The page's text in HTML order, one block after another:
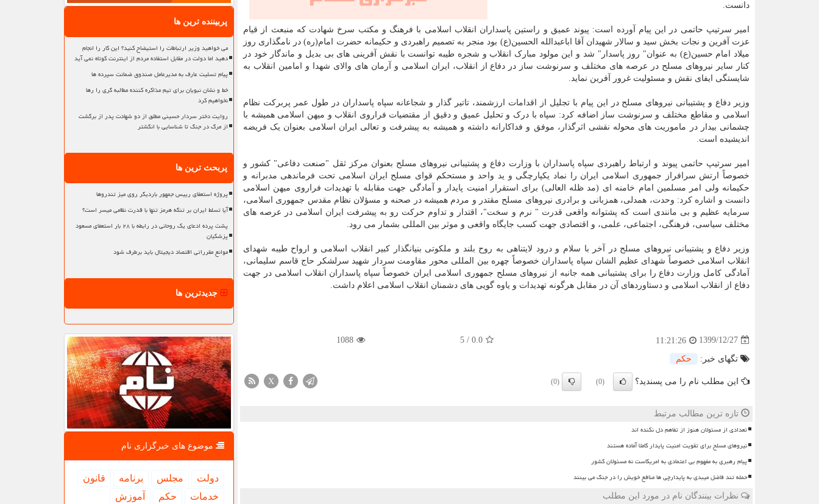
دانست.
امیر سرتیپ حاتمی در این پیام آورده است: پیوند عمیق و راستین پاسداران انقلاب اسلامی با فرهنگ و مکتب سرخ شهادت که منبعث از قیام
عزت آفرین و نجات بخش سید و سالار شهیدان آقا اباعبدالله الحسین(ع) بود منجر به تصمیم راهبردی و حکیمانه حضرت امام(ره) در نامگذاری روز
میلاد امام حسین(ع) به عنوان" روز پاسدار" شد و این مولود مبارک انقلاب و شجره طیبه توانست با نقش آفرینی های بی بدیل و ماندگار خود در
کنار سایر نیروهای مسلح در عرصه های مختلف و سرنوشت ساز در دفاع از انقلاب، ایران اسلامی و آرمان های والای شهدا و امامین انقلاب به
شایستگی ایفای نقش و مسئولیت غرور آفرین نماید.
وزیر دفاع و پشتیبانی نیروهای مسلح در این پیام با تجلیل از اقدامات ارزشمند، تاتیر گذار و شجاعانه سپاه پاسداران در طول عمر پربرکت نظام
اسلامی و مقاطع مختلف و سرنوشت ساز اضافه کرد: سپاه با درک و تحلیل عمیق و دقیق از مقتضیات فراروی انقلاب و میهن اسلامی همیشه با
چشمانی بیدار در ماموریت های محوله نقشی اثرگذار، موفق و فداکارانه داشته و همیشه به پیشرفت و تعالی ایران اسلامی بعنوان یک فریضه
اندیشیده است.
امیر سرتیپ حاتمی پیوند و ارتباط راهبردی سپاه پاسداران با وزارت دفاع و پشتیبانی نیروهای مسلح بعنوان مرکز ثقل "صنعت دفاعی" کشور و
خصوصاً ارتش سرافراز جمهوری اسلامی ایران را نماد یکپارچگی و ید واحد و مستحکم قوای مسلح ایران اسلامی تحت فرماندهی مدبرانه و
حکیمانه ولی امر مسلمین امام خامنه ای (مد ظله العالی) برای استقرار امنیت پایدار و آمادگی جهت مقابله با تهدیدات فراروی میهن اسلامی
دانست و اشاره کرد: وحدت، همدلی، همزبانی و برادری نیروهای مسلح مقتدر و مردم همیشه در صحنه و مسؤلان نظام مقدس جمهوری اسلامی،
سرمایه عظیم و بی مانندی است که پشتوانه واقعی قدرت " نرم و سخت"، اقتدار و تداوم حرکت رو به پیشرفت ایران اسلامی در عرصه های
مختلف سیاسی، فرهنگی، اجتماعی، علمی، و اقتصادی جهت کسب جایگاه واقعی و موثر بین المللی بشمار می رود.
وزیر دفاع و پشتیبانی نیروهای مسلح در آخر با سلام و درود لایتناهی به روح بلند و ملکوتی بنیانگذار کبیر انقلاب اسلامی و ارواح طیبه شهدای
انقلاب اسلامی خصوصاً شهدای عظیم الشان سپاه پاسداران خصوصاً چهره بین المللی محور مقاومت سردار شهید سرلشکر حاج قاسم سلیمانی،
آمادگی کامل وزارت دفاع را برای پشتیبانی همه جانبه از نیروهای مسلح جمهوری اسلامی ایران خصوصاً سپاه پاسداران انقلاب اسلامی در جهت
دفاع از انقلاب اسلامی و دستاوردهای آن در مقابل هرگونه تهدیدات و یاوه گویی های دشمنان انقلاب اسلامی اعلام داشت.
1399/12/27
11:21:26
0.0
/
5
1088
تگهای خبر: حكم
این مطلب نام را می پسندید؟ (0)
(0)
X
تازه ترین مطالب مرتبط
تعدادی از مسئولان هنوز از تفاهم دل نکنده اند
نیروهای مسلح برای تقویت امنیت پایدار کاملا آماده هستند
پیام رهبری به مفهوم بی اعتمادی به امریکاست نه مسئولان کشور
حمله تند فاضل میبدی به پایدارچی ها منافع خویش را در جنگ می بینند
نظرات بینندگان نام در مورد این مطلب
پربیننده ترین ها
می خواهید وزیر ارتباطات را استیضاح کنید؟ این کار را انجام
دهید اما دولت در مقابل استفاده مردم از اینترنت کوتاه نمی آید
پیام تسلیت عارف به مدیرعامل صندوق ضمانت سپرده ها
خط و نشان نبویان برای تیم مذاکره کننده مطالبه گری را رها
نخواهیم کرد
روایت دختر سردار حسینی مطلق از دو شهادت پدر از برگشت
از مرگ در جنگ تا شناسایی با انگشتر
پربحث ترین ها
پروژه استعفای رییس جمهور باردیگر روی میز تندروها
آیا تسلط ایران بر تنگه هرمز تنها با قدرت نظامی میسر است؟
پشت پرده ادعای یک روحانی در رابطه با ۲۸ بار استعفای مسعود
پزشکیان
موانع مقرراتی اقتصاد دیجیتال باید برطرف شود
جدیدترین ها
موضوع های خبرگزاری نام
دولت مجلس برنامه
قانون
خدمات
حكم
آموزش